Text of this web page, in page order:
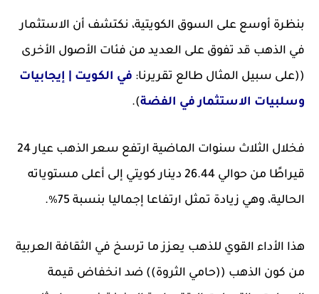
بنظرة أوسع على السوق الكويتية، نكتشف أن الاستثمار
في الذهب قد تفوق على العديد من فئات الأصول الأخرى
((على سبيل المثال طالع تقريرنا: في الكويت | إيجابيات
وسلبيات الاستثمار في الفضة).
فخلال الثلاث سنوات الماضية ارتفع سعر الذهب عيار 24
قيراطًا من حوالي 26.44 دينار كويتي إلى أعلى مستوياته
الحالية، وهي زيادة تمثل ارتفاعا إجماليا بنسبة 75٪.
هذا الأداء القوي للذهب يعزز ما ترسخ في الثقافة العربية
من كون الذهب ((حامي الثروة)) ضد انخفاض قيمة